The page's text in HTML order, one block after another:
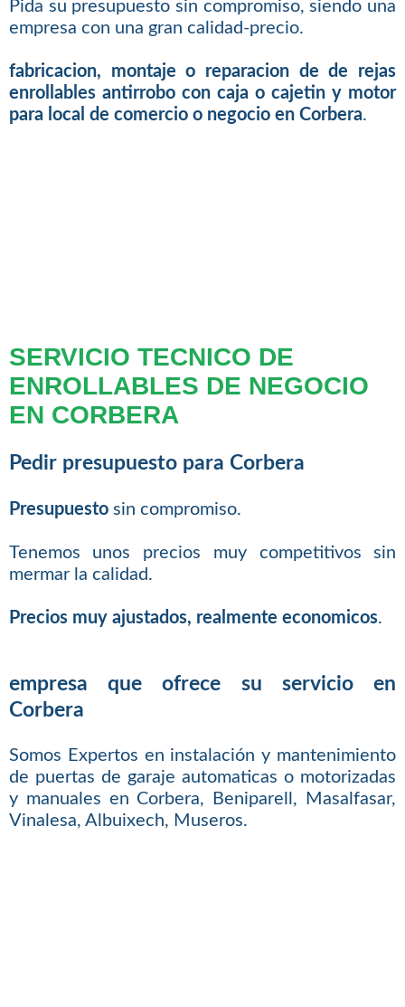
Pida su presupuesto sin compromiso, siendo una
empresa con una gran calidad-precio.
fabricacion, montaje o reparacion de de rejas
enrollables antirrobo con caja o cajetin y motor
para local de comercio o negocio en Corbera.
SERVICIO TECNICO DE
ENROLLABLES DE NEGOCIO
EN CORBERA
Pedir presupuesto para Corbera
Presupuestosin compromiso.
Tenemos unos precios muy competitivos sin
mermar la calidad.
Precios muy ajustados, realmente economicos.
empresa que ofrece su servicio en
Corbera
Somos Expertos en instalación y mantenimiento
de puertas de garaje automaticas o motorizadas
y manuales en Corbera, Beniparell, Masalfasar,
Vinalesa, Albuixech, Museros.